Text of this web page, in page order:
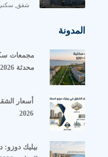
المنطقة الراقية.
تخدم احتياجات السكان
مواقف السيارات:
للسكان.
الجاهزية القانونية:
دولار.
شقق,
المدونة
مجمعات
محدثة 2026
أسعار
2026
بيليك دوزو: